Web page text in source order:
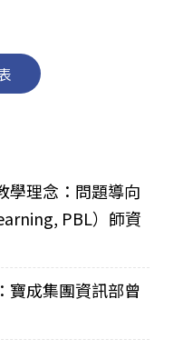
學理念：問題導向
PBL）師資
寶成集團資訊部曾